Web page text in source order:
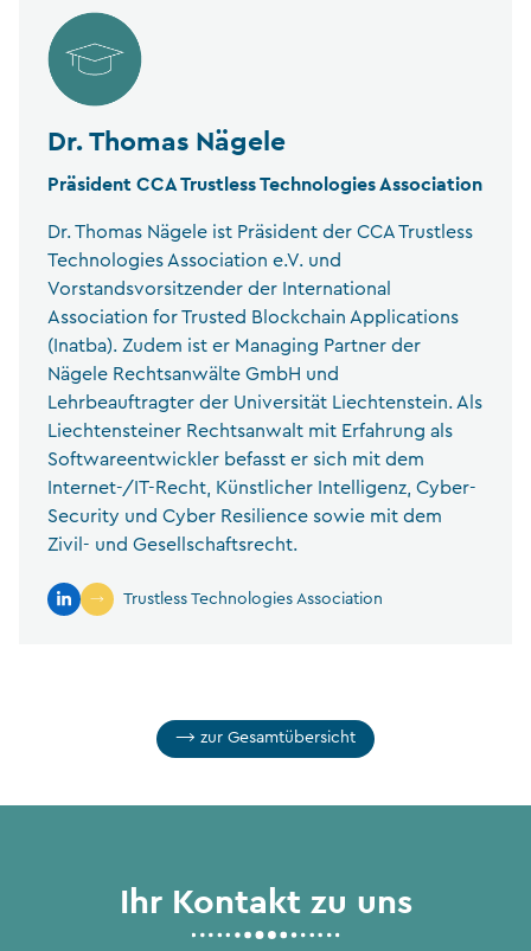
Dr. Thomas Nägele
Präsident CCA Trustless Technologies Association
Dr. Thomas Nägele ist Präsident der CCA Trustless
Technologies Association e.V. und
Vorstandsvorsitzender der International
Association for Trusted Blockchain Applications
(Inatba). Zudem ist er Managing Partner der
Nägele Rechtsanwälte GmbH und
Lehrbeauftragter der Universität Liechtenstein. Als
Liechtensteiner Rechtsanwalt mit Erfahrung als
Softwareentwickler befasst er sich mit dem
Internet-/IT-Recht, Künstlicher Intelligenz, Cyber-
Security und Cyber Resilience sowie mit dem
Zivil- und Gesellschaftsrecht.
Trustless Technologies Association
zur Gesamtübersicht
Ihr Kontakt zu uns